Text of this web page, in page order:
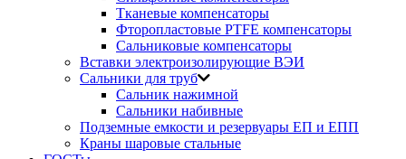
Тканевые компенсаторы
Фторопластовые PTFE компенсаторы
Сальниковые компенсаторы
Вставки электроизолирующие ВЭИ
Сальники для труб
Сальник нажимной
Сальники набивные
Подземные емкости и резервуары ЕП и ЕПП
Краны шаровые стальные